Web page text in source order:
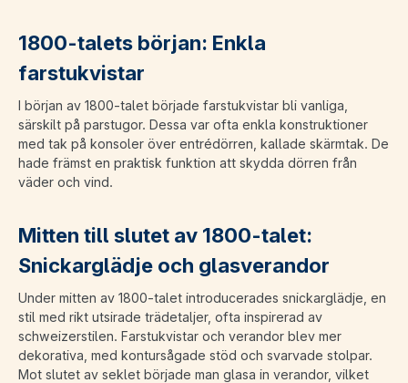
1800-talets början: Enkla
farstukvistar
I början av 1800-talet började farstukvistar bli vanliga,
särskilt på parstugor. Dessa var ofta enkla konstruktioner
med tak på konsoler över entrédörren, kallade skärmtak. De
hade främst en praktisk funktion att skydda dörren från
väder och vind.
Mitten till slutet av 1800-talet:
Snickarglädje och glasverandor
Under mitten av 1800-talet introducerades snickarglädje, en
stil med rikt utsirade trädetaljer, ofta inspirerad av
schweizerstilen. Farstukvistar och verandor blev mer
dekorativa, med kontursågade stöd och svarvade stolpar.
Mot slutet av seklet började man glasa in verandor, vilket